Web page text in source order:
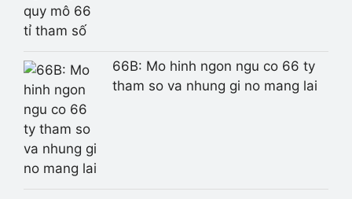
66B: Mo hinh ngon ngu co 66 ty
tham so va nhung gi no mang lai